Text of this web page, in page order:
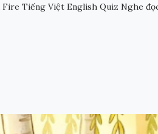
Tiếng Việt English Quiz Nghe